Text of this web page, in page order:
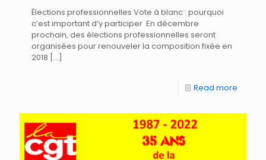
Élections professionnelles Vote à blanc : pourquoi
c’est important d’y participer En décembre
prochain, des élections professionnelles seront
organisées pour renouveler la composition fixée en
2018 […]
Read more